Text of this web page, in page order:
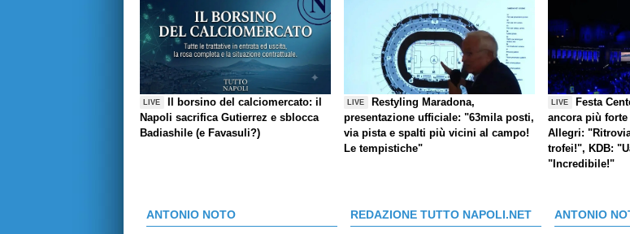
LIVE
Il borsino del calciomercato: il
Napoli sacrifica Gutierrez e sblocca
Badiashile (e Favasuli?)
LIVE
Restyling Maradona,
presentazione ufficiale: "63mila posti,
via pista e spalti più vicini al campo!
Le tempistiche"
LIVE
Festa
ancora più
Allegri:
trofei!", KDB:
"Incredibile!"
ANTONIO NOTO REDAZIONE TUTTO NAPOLI.NET ANTONIO